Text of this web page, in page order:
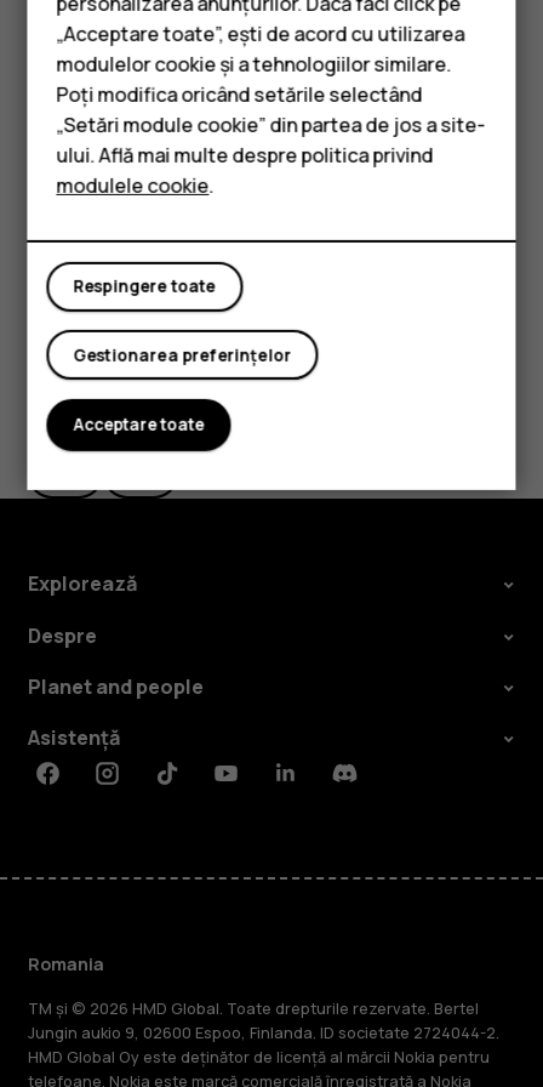
Smartphone-uri
Telefoane clasice
Accesorii
Tablete
wireless disponibile. AtingețiSetări>Rețea și
internet>Wi-Fiși dezactivațiUtilizare Wi-Fi. Dacă
ascultați muzică sau utilizați o altă funcție a
telefonului, dar nu doriți să recepționați sau să
efectuați apeluri, activați modul Avion. Atingeți
Setări>Rețea și internet>Avansate>Mod Avion
Modul Avion închide conexiunile la rețeaua mobilă și
dispozitivului.
Considerați utile aceste informații?
Explorează
Despre
Planet and people
Asistență
FacebookInstagramTiktokYoutubeLinkedinDiscord
Romania
TM și © 2026 HMD Global. Toate drepturile rezervate. Bertel
Jungin aukio 9, 02600 Espoo, Finlanda. ID societate 2724044-2.
HMD Global Oy este deținător de licență al mărcii Nokia pentru
telefoane. Nokia este marcă comercială înregistrată a Nokia
„Acceptare toate”, ești de acord cu utilizarea
modulelor cookie și a tehnologiilor similare.
Poți modifica oricând setările selectând
„Setări module cookie” din partea de jos a site-
ului. Află mai multe despre politica privind
modulele cookie.
Respingere toate
Gestionarea preferințelor
Acceptare toate